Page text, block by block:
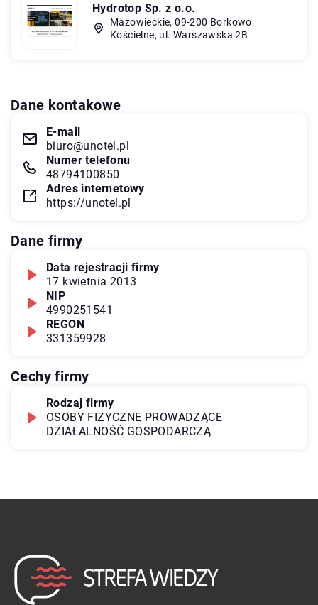
Hydrotop Sp. z o.o.
Mazowieckie, 09-200 Borkowo
Kościelne, ul. Warszawska 2B
Dane kontakowe
E-mail
biuro@unotel.pl
Numer telefonu
48794100850
Adres internetowy
https://unotel.pl
Dane firmy
Data rejestracji firmy
17 kwietnia 2013
NIP
4990251541
REGON
331359928
Cechy firmy
Rodzaj firmy
OSOBY FIZYCZNE PROWADZĄCE
DZIAŁALNOŚĆ GOSPODARCZĄ